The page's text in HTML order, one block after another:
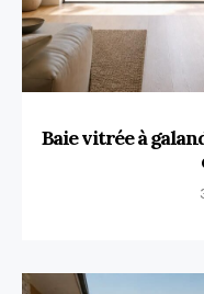
Baie vitrée à